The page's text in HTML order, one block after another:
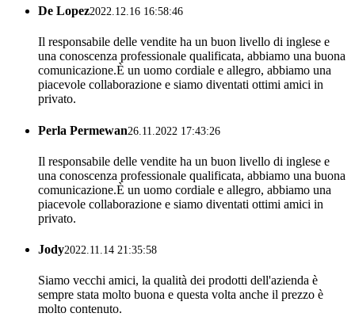
De Lopez2022.12.16 16:58:46
Il responsabile delle vendite ha un buon livello di inglese e
una conoscenza professionale qualificata, abbiamo una buona
comunicazione.È un uomo cordiale e allegro, abbiamo una
piacevole collaborazione e siamo diventati ottimi amici in
privato.
Perla Permewan26.11.2022 17:43:26
Il responsabile delle vendite ha un buon livello di inglese e
una conoscenza professionale qualificata, abbiamo una buona
comunicazione.È un uomo cordiale e allegro, abbiamo una
piacevole collaborazione e siamo diventati ottimi amici in
privato.
Jody2022.11.14 21:35:58
Siamo vecchi amici, la qualità dei prodotti dell'azienda è
sempre stata molto buona e questa volta anche il prezzo è
molto contenuto.